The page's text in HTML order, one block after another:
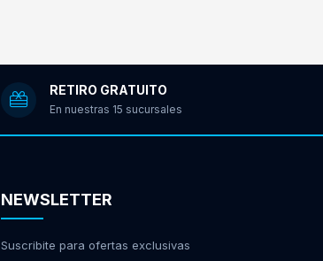
RETIRO GRATUITO
En nuestras 15 sucursales
NEWSLETTER
Suscribite para ofertas exclusivas